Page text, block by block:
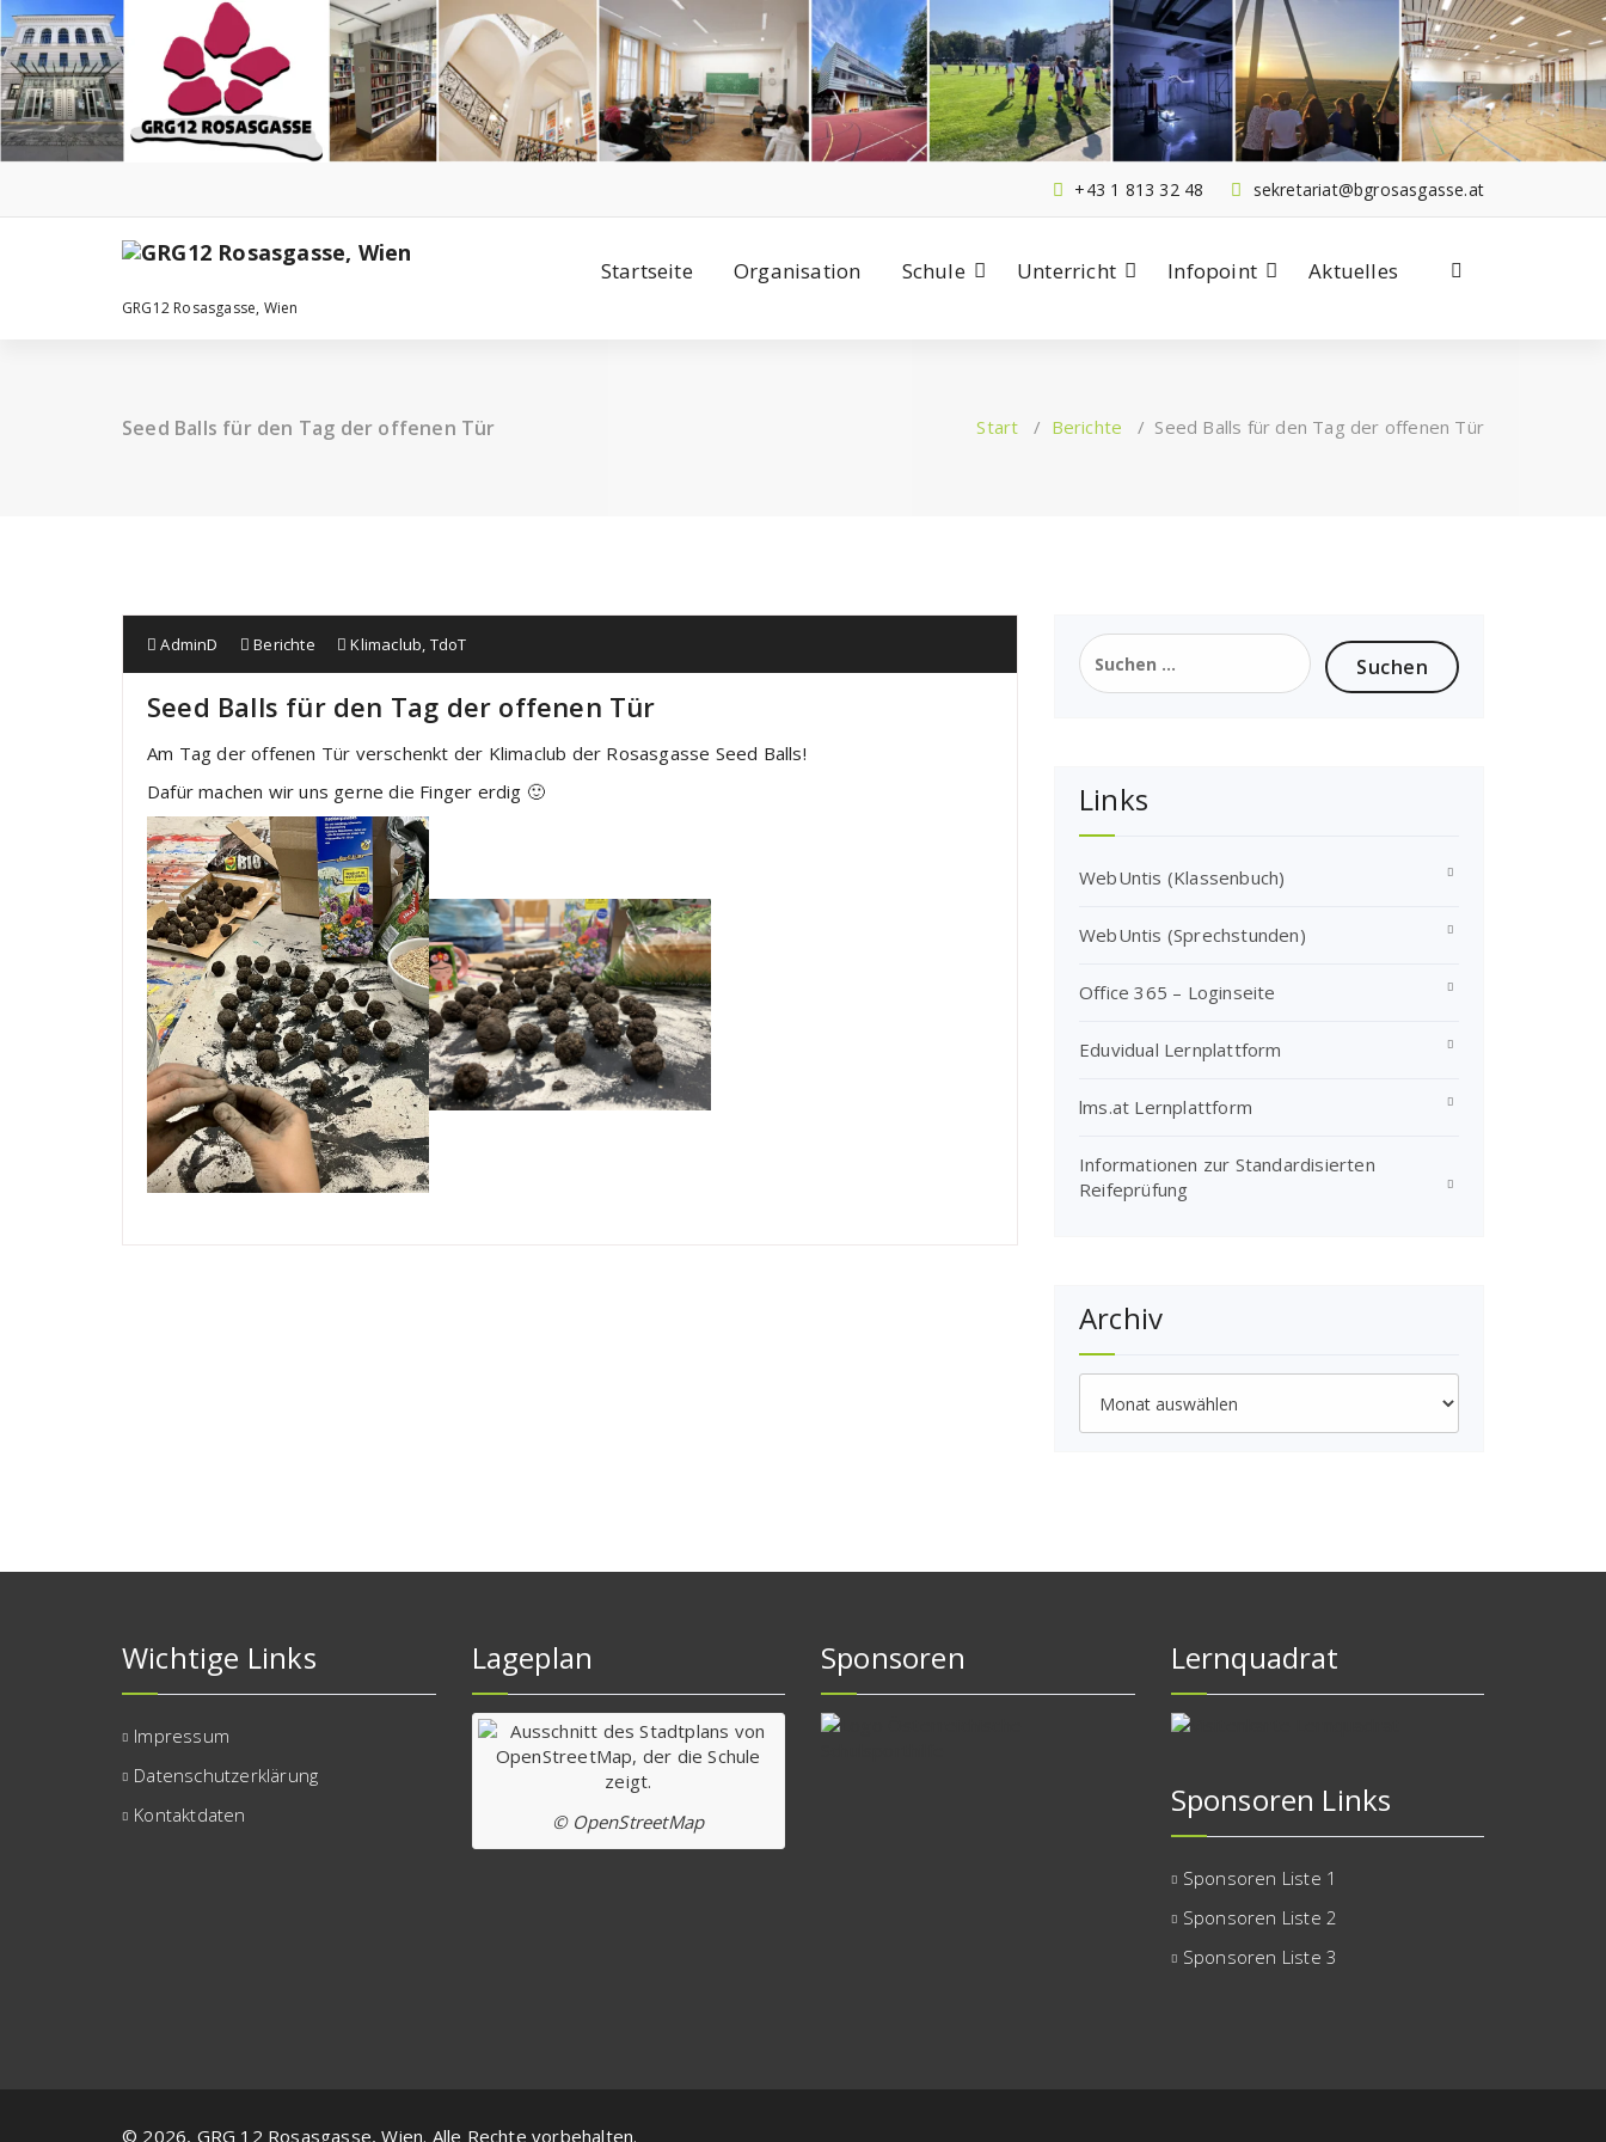
Zum
Inhalt
springen
sekretariat@bgrosasgasse.at
+43 1 813 32 48
GRG12 Rosasgasse, Wien
Startseite Organisation Schule Unterricht Infopoint Aktuelles
Seed Balls für den Tag der offenen Tür Start / Berichte / Seed Balls für den Tag der offenen Tür
AdminD Berichte Klimaclub, TdoT
Seed Balls für den Tag der offenen Tür
Am Tag der offenen Tür verschenkt der Klimaclub der Rosasgasse Seed Balls!
Dafür machen wir uns gerne die Finger erdig 🙂
Suchen
nach:
Links
WebUntis (Klassenbuch)
WebUntis (Sprechstunden)
Office 365 – Loginseite
Eduvidual Lernplattform
lms.at Lernplattform
Informationen zur Standardisierten
Reifeprüfung
Archiv
Wichtige Links
Impressum
Datenschutzerklärung
Kontaktdaten
Lageplan
© OpenStreetMap
Sponsoren Lernquadrat
Sponsoren Links
Sponsoren Liste 1
Sponsoren Liste 2
Sponsoren Liste 3
© 2026, GRG 12 Rosasgasse, Wien. Alle Rechte vorbehalten.